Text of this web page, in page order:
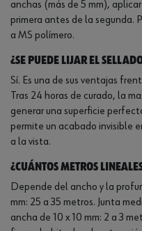
anchas (más de 5 mm),
primera antes de la segunda.
a MS polímero.
¿Se puede lijar el
Sí. Es una de sus ventajas
Tras 24 horas de curado, la
generar una superficie
permite un acabado invisible
a la vista.
¿Cuántos metros
Depende del ancho y la
mm: 25 a 35 metros. Junta
ancha de 10 x 10 mm: 2 a 3